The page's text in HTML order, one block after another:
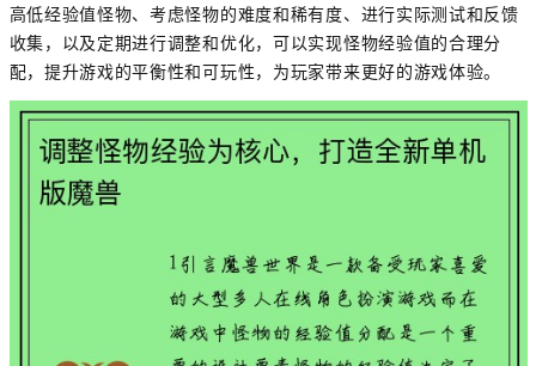
高低经验值怪物、考虑怪物的难度和稀有度、进行实际测试和反馈
收集，以及定期进行调整和优化，可以实现怪物经验值的合理分
配，提升游戏的平衡性和可玩性，为玩家带来更好的游戏体验。